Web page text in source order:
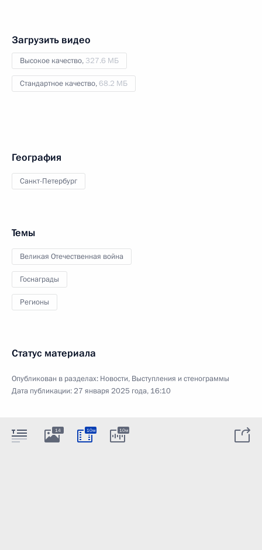
Загрузить видео
Высокое качество, 327.6 МБ
Стандартное качество,68.2 МБ
География
Санкт-Петербург
Темы
Великая Отечественная война
Госнаграды
Регионы
Статус материала
Опубликован в разделах: Новости, Выступления и стенограммы
Дата публикации:27 января 2025 года, 16:10
14 10м 10м